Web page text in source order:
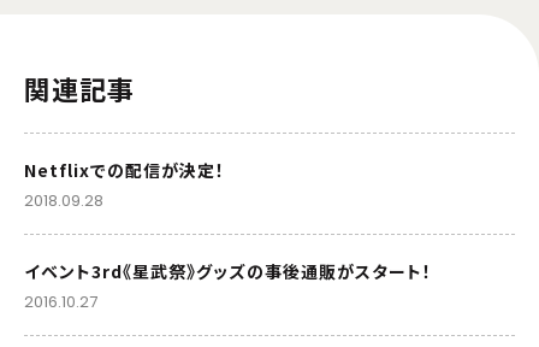
関連記事
Netflixでの配信が決定！
2018.09.28
イベント3rd《星武祭》グッズの事後通販がスタート！
2016.10.27